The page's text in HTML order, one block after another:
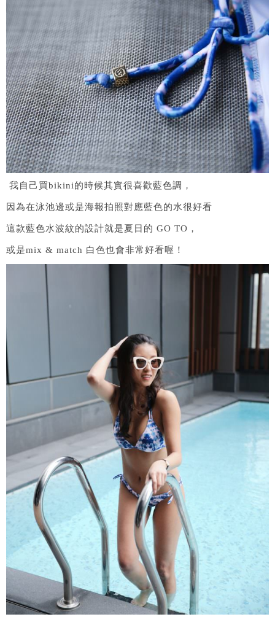
我自己買bikini的時候其實很喜歡藍色調，
因為在泳池邊或是海報拍照對應藍色的水很好看
這款藍色水波紋的設計就是夏日的 GO TO，
或是mix & match 白色也會非常好看喔！